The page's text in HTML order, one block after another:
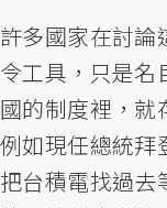
許多國家在討論
令工具，只是名
國的制度裡，就
例如現任總統拜
把台積電找過去